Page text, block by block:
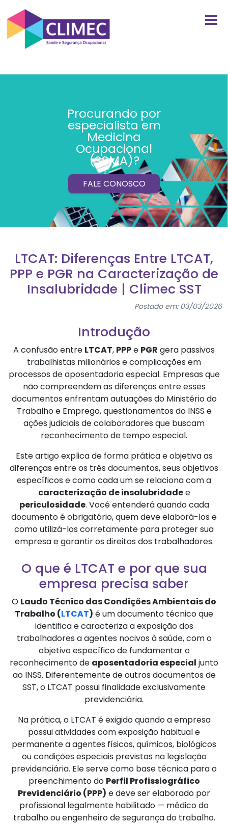
Procurando por
especialista em
Medicina
Ocupacional
(SSMA)?
FALE CONOSCO
LTCAT: Diferenças Entre LTCAT,
PPP e PGR na Caracterização de
Insalubridade | Climec SST
Postado em: 03/03/2026
Introdução
A confusão entre LTCAT, PPPe PGR gera passivos
trabalhistas milionários e complicações em
processos de aposentadoria especial. Empresas que
não compreendem as diferenças entre esses
documentos enfrentam autuações do Ministério do
Trabalho e Emprego, questionamentos do INSS e
ações judiciais de colaboradores que buscam
reconhecimento de tempo especial.
Este artigo explica de forma prática e objetiva as
diferenças entre os três documentos, seus objetivos
específicos e como cada um se relaciona com a
caracterização de insalubridadee
periculosidade. Você entenderá quando cada
documento é obrigatório, quem deve elaborá-los e
como utilizá-los corretamente para proteger sua
empresa e garantir os direitos dos trabalhadores.
O que é LTCAT e por que sua
empresa precisa saber
O Laudo Técnico das Condições Ambientais do
Trabalho (LTCAT) é um documento técnico que
identifica e caracteriza a exposição dos
trabalhadores a agentes nocivos à saúde, com o
objetivo específico de fundamentar o
reconhecimento de aposentadoria especial junto
ao INSS. Diferentemente de outros documentos de
SST, o LTCAT possui finalidade exclusivamente
previdenciária.
Na prática, o LTCAT é exigido quando a empresa
possui atividades com exposição habitual e
permanente a agentes físicos, químicos, biológicos
ou condições especiais previstas na legislação
previdenciária. Ele serve como base técnica para o
preenchimento do Perfil Profissiográfico
Previdenciário (PPP) e deve ser elaborado por
profissional legalmente habilitado — médico do
trabalho ou engenheiro de segurança do trabalho.